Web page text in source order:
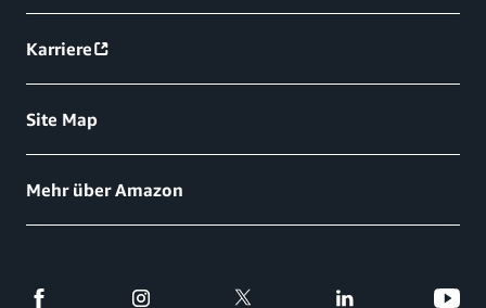
Karriere
Site Map
Mehr über Amazon